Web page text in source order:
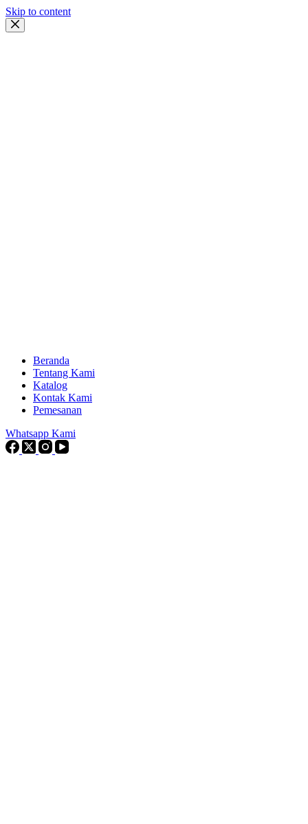
Skip to content
Beranda
Tentang Kami
Katalog
Kontak Kami
Pemesanan
Whatsapp Kami